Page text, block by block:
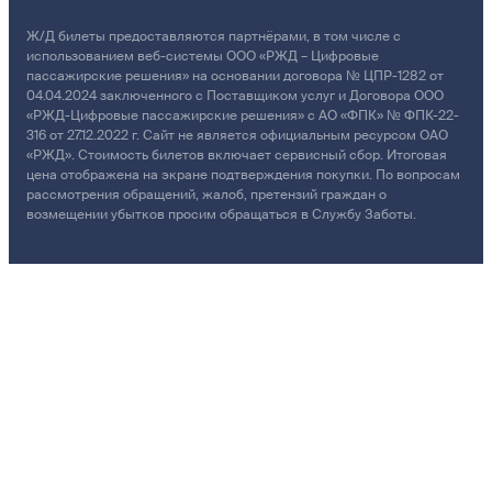
Ж/Д билеты предоставляются партнёрами, в том числе с
использованием веб-системы ООО «РЖД – Цифровые
пассажирские решения» на основании договора № ЦПР-1282 от
04.04.2024 заключенного с Поставщиком услуг и Договора ООО
«РЖД-Цифровые пассажирские решения» с АО «ФПК» № ФПК-22-
316 от 27.12.2022 г. Сайт не является официальным ресурсом ОАО
«РЖД». Стоимость билетов включает сервисный сбор. Итоговая
цена отображена на экране подтверждения покупки. По вопросам
рассмотрения обращений, жалоб, претензий граждан о
возмещении убытков просим обращаться в Службу Заботы.